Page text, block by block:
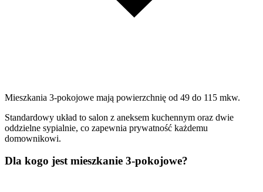
Mieszkania 3-pokojowe mają powierzchnię od 49 do 115 mkw.
Standardowy układ to salon z aneksem kuchennym oraz dwie
oddzielne sypialnie, co zapewnia prywatność każdemu
domownikowi.
Dla kogo jest mieszkanie 3-pokojowe?